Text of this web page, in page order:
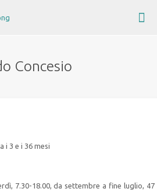
Concesio
i 3 e i 36 mesi
7.30-18.00, da settembre a fine luglio, 47